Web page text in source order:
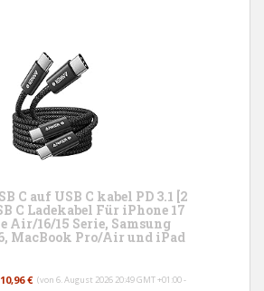
C auf USB C kabel PD 3.1 [2
C Ladekabel Für iPhone 17
Air/16/15 Serie, Samsung
MacBook Pro/Air und iPad
10,96 € (von 6. August 2026 20:49 GMT +01:00 -